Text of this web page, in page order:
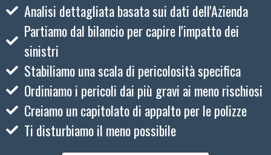
Analisi dettagliata basata sui dati dell'Azienda
Partiamo dal bilancio per capire l'impatto dei
sinistri
Stabiliamo una scala di pericolosità specifica
Ordiniamo i pericoli dai più gravi ai meno rischiosi
Creiamo un capitolato di appalto per le polizze
Ti disturbiamo il meno possibile